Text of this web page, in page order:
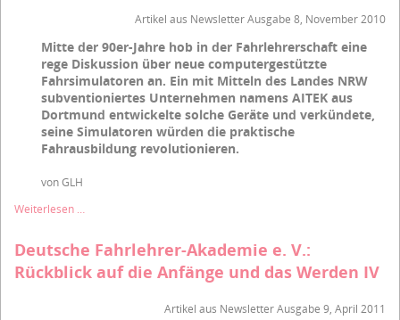
Anfänge
und
das
Werden
II
Artikel aus Newsletter Ausgabe 8, November 2010
Mitte der 90er-Jahre hob in der Fahrlehrerschaft eine
rege Diskussion über neue computergestützte
Fahrsimulatoren an. Ein mit Mitteln des Landes NRW
subventioniertes Unternehmen namens AITEK aus
Dortmund entwickelte solche Geräte und verkündete,
seine Simulatoren würden die praktische
Fahrausbildung revolutionieren.
von GLH
Weiterlesen …
Akademie
e.
V.:
Deutsche Fahrlehrer-Akademie e. V.:
Rückblick auf die Anfänge und das Werden IV
Artikel aus Newsletter Ausgabe 9, April 2011